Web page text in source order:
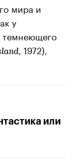
мира и
у
темнеющего
, 1972),
или